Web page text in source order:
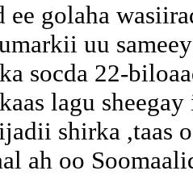
ee golaha
uu
socda 22-
lagu
shirka ,taas
ah oo